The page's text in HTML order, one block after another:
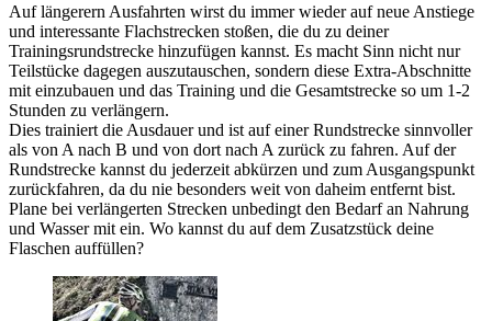
Auf längerern Ausfahrten wirst du immer wieder auf neue Anstiege
und interessante Flachstrecken stoßen, die du zu deiner
Trainingsrundstrecke hinzufügen kannst. Es macht Sinn nicht nur
Teilstücke dagegen auszutauschen, sondern diese Extra-Abschnitte
mit einzubauen und das Training und die Gesamtstrecke so um 1-2
Stunden zu verlängern.
Dies trainiert die Ausdauer und ist auf einer Rundstrecke sinnvoller
als von A nach B und von dort nach A zurück zu fahren. Auf der
Rundstrecke kannst du jederzeit abkürzen und zum Ausgangspunkt
zurückfahren, da du nie besonders weit von daheim entfernt bist.
Plane bei verlängerten Strecken unbedingt den Bedarf an Nahrung
und Wasser mit ein. Wo kannst du auf dem Zusatzstück deine
Flaschen auffüllen?